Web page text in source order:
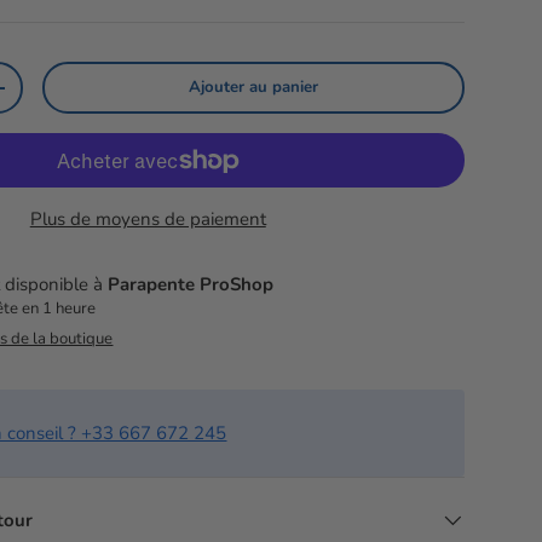
la quantité Ajouter au panier
Plus de moyens de paiement
disponible à Parapente ProShop
en 1 heure
de la boutique
conseil ? +33 667 672 245